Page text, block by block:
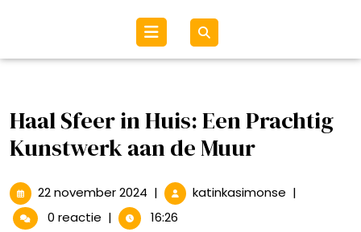
Open
menu
Haal Sfeer in Huis: Een Prachtig
Kunstwerk aan de Muur
22 november 2024 22
november
2024
| katinkasimonse Haal
|
0 reactie | 16:26